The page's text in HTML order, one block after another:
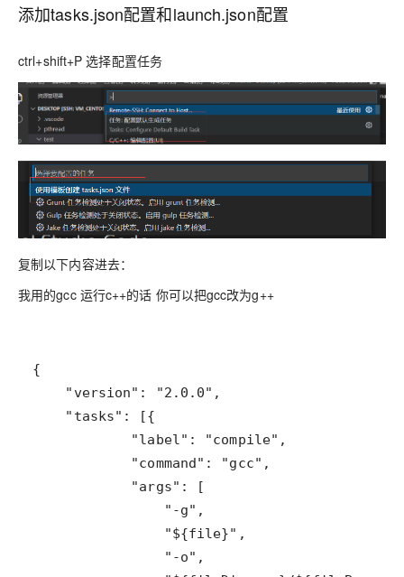
添加tasks.json配置和launch.json配置
ctrl+shift+P 选择配置任务
复制以下内容进去：
我用的gcc 运行c++的话 你可以把gcc改为g++